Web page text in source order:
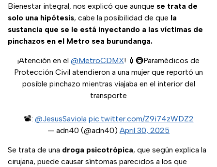
Bienestar integral, nos explicó que aunque se trata de
solo una hipótesis, cabe la posibilidad de que la
sustancia que se le está inyectando a las víctimas de
pinchazos en el Metro sea burundanga.
¡Atención en el @MetroCDMX! 💉🚇Paramédicos de
Protección Civil atendieron a una mujer que reportó un
posible pinchazo mientras viajaba en el interior del
transporte
📽️: @JesusSaviola pic.twitter.com/Z9i74zWDZ2
— adn40 (@adn40) April 30, 2025
Se trata de una droga psicotrópica, que según explica la
cirujana, puede causar síntomas parecidos a los que